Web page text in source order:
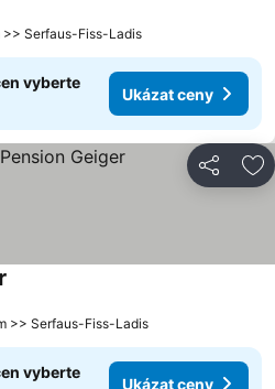
>> Serfaus-Fiss-Ladis
vyberte
Ukázat ceny
Sdílet
>> Serfaus-Fiss-Ladis
vyberte
Ukázat ceny